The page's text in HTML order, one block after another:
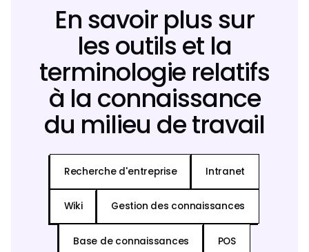
En savoir plus sur
les outils et la
terminologie relatifs
à la connaissance
du milieu de travail
Recherche d'entreprise Intranet
Wiki Gestion des connaissances
Base de connaissances POS